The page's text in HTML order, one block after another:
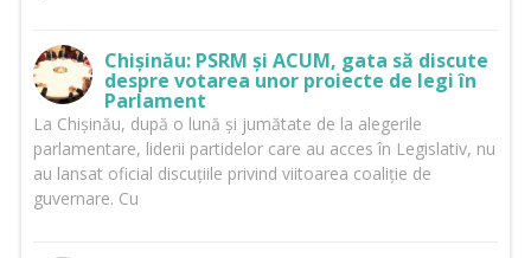
Chișinău: PSRM și ACUM, gata să discute
despre votarea unor proiecte de legi în
Parlament
La Chișinău, după o lună și jumătate de la alegerile
parlamentare, liderii partidelor care au acces în Legislativ, nu
au lansat oficial discuțiile privind viitoarea coaliție de
guvernare. Cu